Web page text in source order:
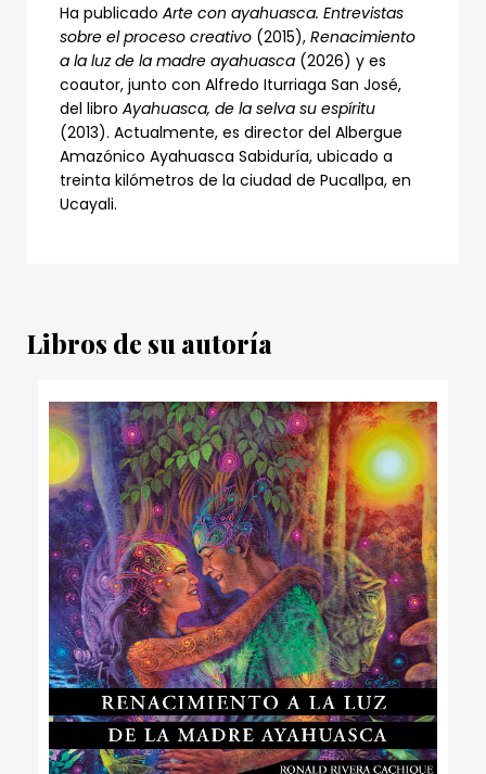
Ha publicado Arte con ayahuasca. Entrevistas
sobre el proceso creativo (2015), Renacimiento
a la luz de la madre ayahuasca (2026) y es
coautor, junto con Alfredo Iturriaga San José,
del libro Ayahuasca, de la selva su espíritu
(2013). Actualmente, es director del Albergue
Amazónico Ayahuasca Sabiduría, ubicado a
treinta kilómetros de la ciudad de Pucallpa, en
Ucayali.
Libros de su autoría